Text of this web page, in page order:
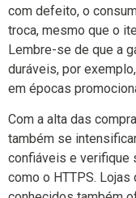
com defeito, o
troca, mesmo que o
Lembre-se de que a
duráveis, por
em épocas
Com a alta das
também se
confiáveis e verifique
como o HTTPS.